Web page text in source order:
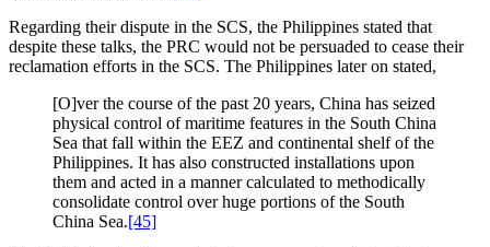
Regarding their dispute in the SCS, the Philippines stated that
despite these talks, the PRC would not be persuaded to cease their
reclamation efforts in the SCS. The Philippines later on stated,
[O]ver the course of the past 20 years, China has seized
physical control of maritime features in the South China
Sea that fall within the EEZ and continental shelf of the
Philippines. It has also constructed installations upon
them and acted in a manner calculated to methodically
consolidate control over huge portions of the South
China Sea.[45]